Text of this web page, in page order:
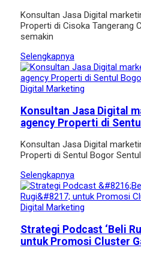
Konsultan Jasa Digital
Properti di Cisoka Tangerang
semakin
Selengkapnya
Digital Marketing
Konsultan Jasa Digital
agency Properti di
Konsultan Jasa Digital
Properti di Sentul Bogor
Selengkapnya
Digital Marketing
Strategi Podcast ‘Beli
untuk Promosi Cluster